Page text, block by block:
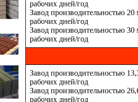
рабочих дней/год
Завод производительностью
рабочих дней/год
Завод производительностью
рабочих дней/год
Завод производительностью
рабочих дней/год
Завод производительностью
рабочих дней/год